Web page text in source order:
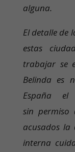
alguna.
El detalle de
estas
trabajar se
Belinda es
España
sin permiso
acusados
interna